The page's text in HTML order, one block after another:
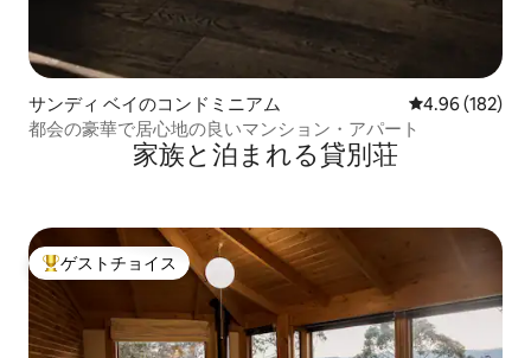
サンディ ベイのコンドミニアム レビュー182
4.96 (182)
都会の豪華で居心地の良いマンション・アパート
家族と泊まれる貸別荘
大好評のゲストチョイスです。
ゲストチョイス